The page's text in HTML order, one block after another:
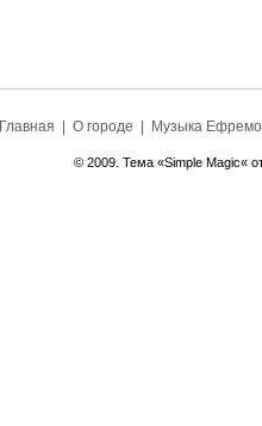
Главная О городе Музыка
© 2009. Тема «Simple Magic«